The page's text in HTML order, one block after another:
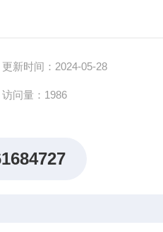
更新时间：2024-05-28
访问量：1986